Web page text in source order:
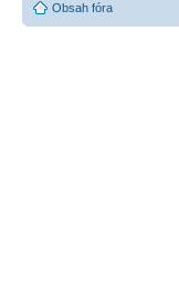
Obsah fóra